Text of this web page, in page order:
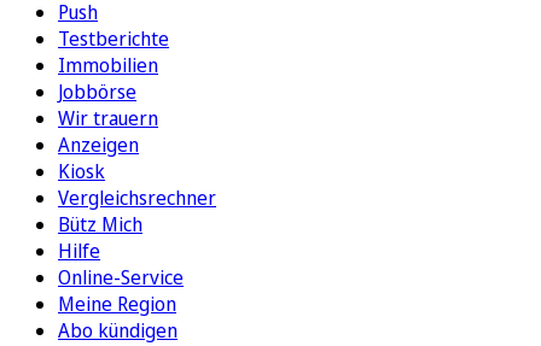
Push
Testberichte
Immobilien
Jobbörse
Wir trauern
Anzeigen
Kiosk
Vergleichsrechner
Bütz Mich
Hilfe
Online-Service
Meine Region
Abo kündigen